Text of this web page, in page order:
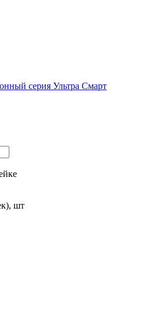
серия Ультра Смарт
шт